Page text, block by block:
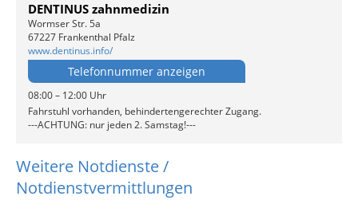
DENTINUS zahnmedizin
Wormser Str. 5a
67227 Frankenthal Pfalz
www.dentinus.info/
Telefonnummer anzeigen
08:00 – 12:00 Uhr
Fahrstuhl vorhanden, behindertengerechter Zugang.
---ACHTUNG: nur jeden 2. Samstag!---
Weitere Notdienste /
Notdienstvermittlungen